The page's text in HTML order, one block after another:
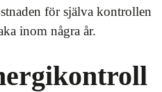
för själva kontrollen
inom några år.